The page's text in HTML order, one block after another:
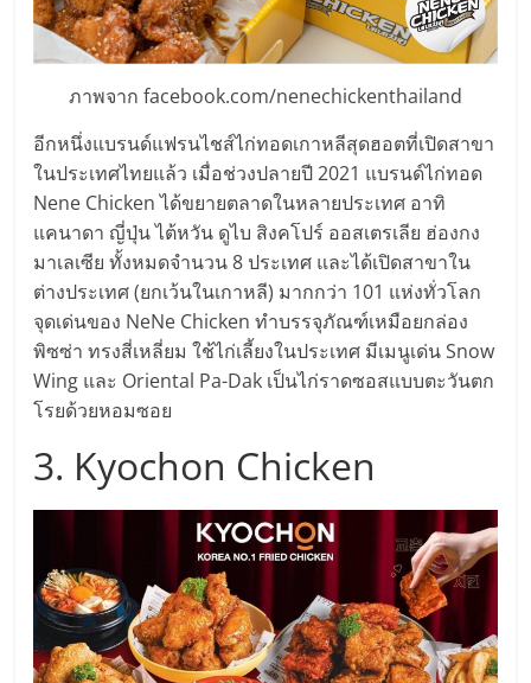
คืน
ทุน
ไว,
ที่
ปรึกษา
การ
ลงทุน
และ
ขยาย
สา
ภาพจาก facebook.com/nenechickenthailand
อีกหนึ่งแบรนด์แฟรนไชส์ไก่ทอดเกาหลีสุดฮอตที่เปิดสาขา
ในประเทศไทยแล้ว เมื่อช่วงปลายปี 2021 แบรนด์ไก่ทอด
Nene Chicken ได้ขยายตลาดในหลายประเทศ อาทิ
แคนาดา ญี่ปุ่น ไต้หวัน ดูไบ สิงคโปร์ ออสเตรเลีย ฮ่องกง
มาเลเซีย ทั้งหมดจำนวน 8 ประเทศ และได้เปิดสาขาใน
ต่างประเทศ (ยกเว้นในเกาหลี) มากกว่า 101 แห่งทั่วโลก
จุดเด่นของ NeNe Chicken ทำบรรจุภัณฑ์เหมือยกล่อง
พิซซ่า ทรงสี่เหลี่ยม ใช้ไก่เลี้ยงในประเทศ มีเมนูเด่น Snow
Wing และ Oriental Pa-Dak เป็นไก่ราดซอสแบบตะวันตก
โรยด้วยหอมซอย
3. Kyochon Chicken